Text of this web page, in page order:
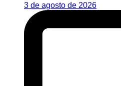
3 de agosto de 2026